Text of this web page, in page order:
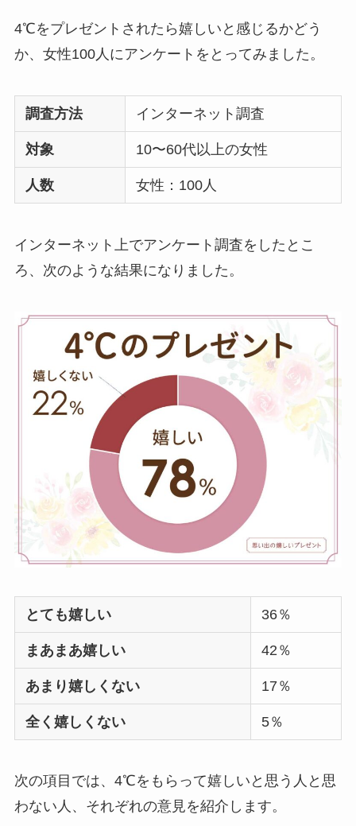
ルのプレゼントは嬉
しくない？男性•女性
におしゃれなブラン
ボールペンのプレゼ
ントは嬉しくない
男女のブランドや名
入れはどうする？
クリームのプレゼン
トは嬉しくない
円で買えるのは？
【男女100人回答】
フラーのプレゼント
嬉しくない ？重いし
いらないと思われな
いか調査！
サボンのプレゼント
は嬉しくない？いら
ない
？男性には人
気？100人に聞いてみ
た
SHIROのプレゼント
は嬉しくない？男性
女性100人に聞いてみ
た！安いのはどれ？
4℃をプレゼントされたら嬉しいと感じるかどう
か、女性100人にアンケートをとってみました。
調査方法 インターネット調査
対象 10〜60代以上の女性
人数 女性：100人
インターネット上でアンケート調査をしたとこ
ろ、次のような結果になりました。
とても嬉しい 36％
まあまあ嬉しい 42％
あまり嬉しくない 17％
全く嬉しくない 5％
次の項目では、4℃をもらって嬉しいと思う人と思
わない人、それぞれの意見を紹介します。